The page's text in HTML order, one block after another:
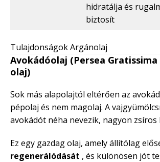
hidratálja és
biztosít
Tulajdonságok Argánolaj
Avokádóolaj (Persea
olaj)
Sok más alapolajtól eltérően az
pépolaj és nem magolaj. A
avokádót néha nevezik, nagyon zsíros
Ez egy gazdag olaj, amely állítólag
regenerálódását , és különösen jót